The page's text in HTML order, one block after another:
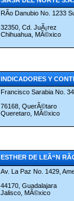
RÃ­o Danubio No. 1233
32350, Cd. JuÃ¡rez
Chihuahua, MÃ©xico
INDICADORES Y
Francisco Sarabia No.
76168, QuerÃ©taro
Queretaro, MÃ©xico
ESTHER DE LEÃ“N
Av. La Paz No. 1429,
44170, Guadalajara
Jalisco, MÃ©xico